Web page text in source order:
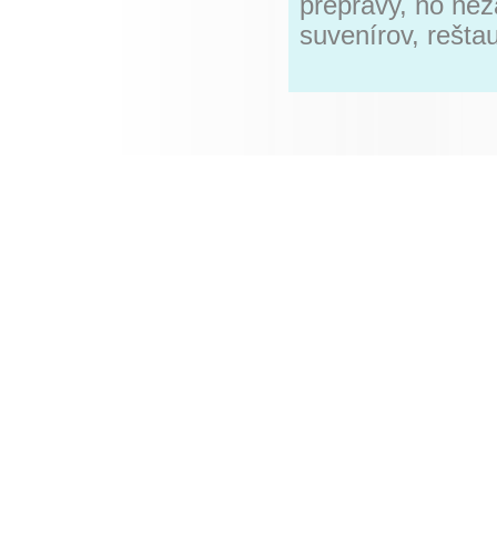
suvenírov,